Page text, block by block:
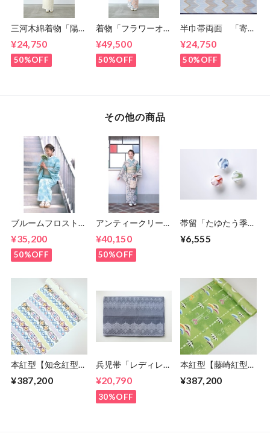
三河木綿着物「陽
9kimono2024
¥24,750
50%OFF
着物「フラワーオン
9kimono2024
¥49,500
50%OFF
半巾帯両面 「寄り
ミルフィーユ」
59kimono
¥24,750
50%OFF
その他の商品
ブルームフロスト
9kimono 2023
¥35,200
50%OFF
アンティークリース
5-9kimono 2023
¥40,150
50%OFF
帯留「たゆたう季節
¥6,555
本紅型【知念紅型研
ふくら雀と凛
¥387,200
兵児帯「レディレー
9kimono2024
¥20,790
30%OFF
本紅型【藤崎紅型工
竹梅
¥387,200